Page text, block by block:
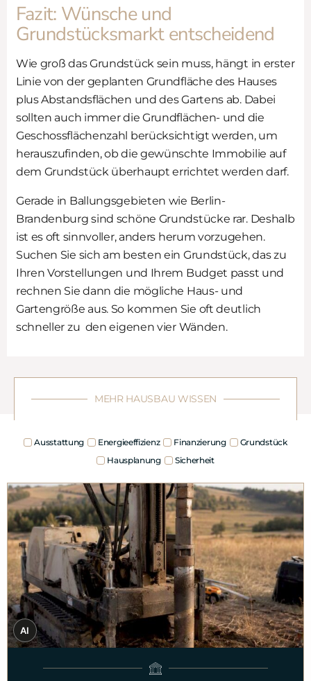
Fazit: Wünsche und
Grundstücksmarkt entscheidend
Wie groß das Grundstück sein muss, hängt in erster
Linie von der geplanten Grundfläche des Hauses
plus Abstandsflächen und des Gartens ab. Dabei
sollten auch immer die Grundflächen- und die
Geschossflächenzahl berücksichtigt werden, um
herauszufinden, ob die gewünschte Immobilie auf
dem Grundstück überhaupt errichtet werden darf.
Gerade in Ballungsgebieten wie Berlin-
Brandenburg sind schöne Grundstücke rar. Deshalb
ist es oft sinnvoller, anders herum vorzugehen.
Suchen Sie sich am besten ein Grundstück, das zu
Ihren Vorstellungen und Ihrem Budget passt und
rechnen Sie dann die mögliche Haus- und
Gartengröße aus. So kommen Sie oft deutlich
schneller zu den eigenen vier Wänden.
MEHR HAUSBAU WISSEN
Ausstattung Energieeffizienz Finanzierung
Grundstück
Hausplanung
Sicherheit
AI